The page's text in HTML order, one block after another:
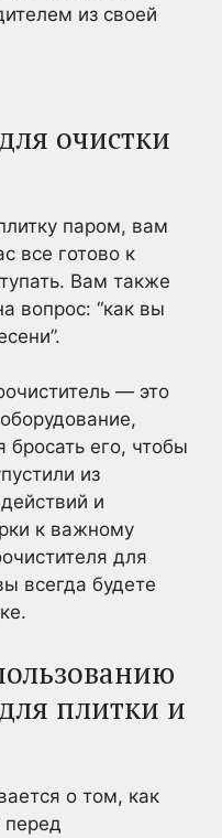
из своей
очистки
паром, вам
все готово к
Вам также
вопрос: “как вы
— это
бросать его, чтобы
из
и
к важному
для
всегда будете
плитки и
о том, как
перед